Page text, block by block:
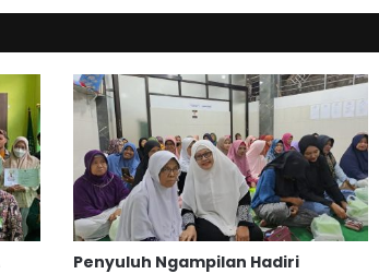
Penyuluh Ngampilan Hadiri